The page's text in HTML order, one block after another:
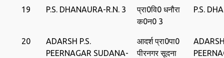
19 P.S. DHANAURA-R.N. 3
प्रा0वि0 धनौरा
क0न0 3
P.S.
20
ADARSH P.S.
PEERNAGAR SUDANA-
आदर्श प्रा0पा0
पीरनगर सूदना